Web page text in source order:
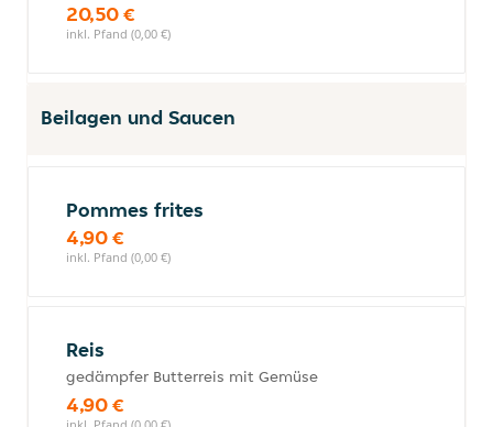
20,50 €
inkl. Pfand (0,00 €)
Beilagen und Saucen
Pommes frites
4,90 €
inkl. Pfand (0,00 €)
Reis
gedämpfer Butterreis mit Gemüse
4,90 €